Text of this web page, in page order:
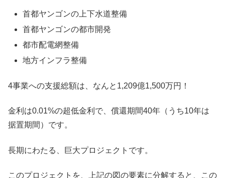
首都ヤンゴンの上下水道整備
首都ヤンゴンの都市開発
都市配電網整備
地方インフラ整備
4事業への支援総額は、なんと1,209億1,500万円！
金利は0.01%の超低金利で、償還期間40年（うち10年は
据置期間）です。
長期にわたる、巨大プロジェクトです。
このプロジェクトを、上記の図の要素に分解すると、この